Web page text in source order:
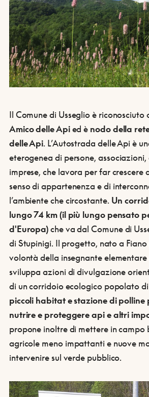
Il Comune di Usseglio è riconosciuto
Amico delle Apied è nodo della
delle Api. L’Autostrada delle Api è
eterogenea di persone, associazioni,
imprese, che lavora per far crescere
senso di appartenenza e di
l’ambiente che circostante. Un
lungo 74 km (il più lungo pensato
d'Europa)che va dal Comune di
di Stupinigi. Il progetto, nato a
volontà della insegnante
sviluppa azioni di divulgazione
di un corridoio ecologico popolato di
piccoli habitat e stazione di
nutrire e proteggere api e altri
propone inoltre di mettere in campo
agricole meno impattanti e nuove
intervenire sul verde pubblico.